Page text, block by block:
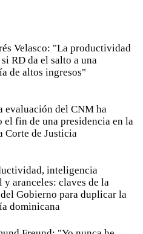
Velasco: "La productividad
RD da el salto a una
de altos ingresos"
evaluación del CNM ha
el fin de una presidencia en la
Corte de Justicia
inteligencia
aranceles: claves de la
Gobierno para duplicar la
dominicana